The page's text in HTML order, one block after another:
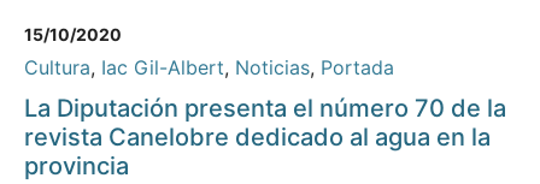
15/10/2020
Cultura, Iac Gil-Albert, Noticias, Portada
La Diputación presenta el número 70 de la
revista Canelobre dedicado al agua en la
provincia